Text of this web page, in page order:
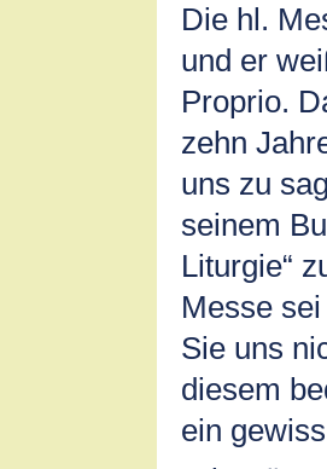
Die hl.
und er
Proprio.
zehn
uns zu
seinem
Liturgie“
Messe
Sie uns
diesem
ein